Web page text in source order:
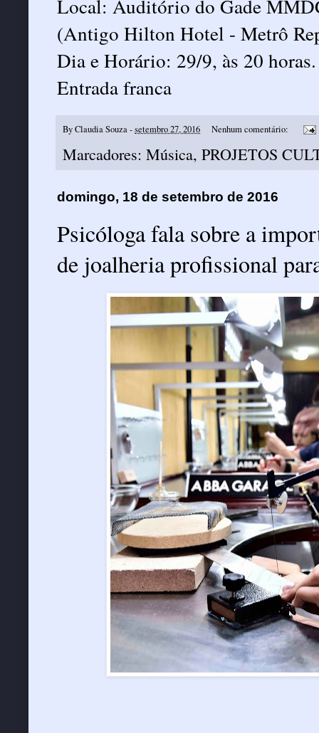
Local: Auditório do Gade
(Antigo Hilton Hotel - Metrô
Dia e Horário: 29/9, às 20 horas.
Entrada franca
ByClaudia Souza-setembro 27, 2016 Nenhum comentário:
Marcadores: Música, PROJETOS
domingo, 18 de setembro de 2016
Psicóloga fala sobre a
de joalheria profissional